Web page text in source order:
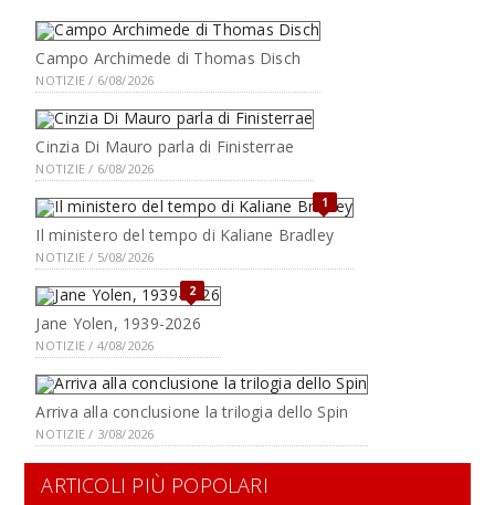
Campo Archimede di Thomas Disch
NOTIZIE / 6/08/2026
Cinzia Di Mauro parla di Finisterrae
NOTIZIE / 6/08/2026
1
Il ministero del tempo di Kaliane Bradley
NOTIZIE / 5/08/2026
2
Jane Yolen, 1939-2026
NOTIZIE / 4/08/2026
Arriva alla conclusione la trilogia dello Spin
NOTIZIE / 3/08/2026
ARTICOLI PIÙ POPOLARI